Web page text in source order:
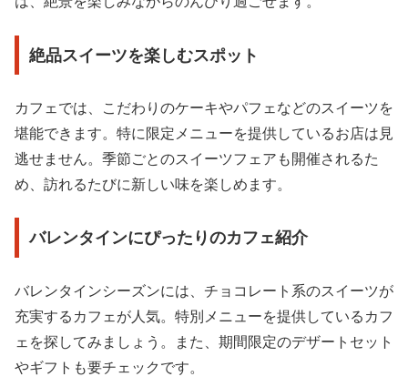
絶品スイーツを楽しむスポット
カフェでは、こだわりのケーキやパフェなどのスイーツを
堪能できます。特に限定メニューを提供しているお店は見
逃せません。季節ごとのスイーツフェアも開催されるた
め、訪れるたびに新しい味を楽しめます。
バレンタインにぴったりのカフェ紹介
バレンタインシーズンには、チョコレート系のスイーツが
充実するカフェが人気。特別メニューを提供しているカフ
ェを探してみましょう。また、期間限定のデザートセット
やギフトも要チェックです。